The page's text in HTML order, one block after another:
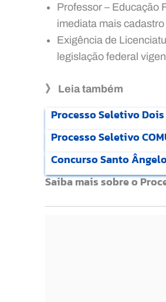
Professor – Educação
imediata mais
Exigência de
legislação federal
》 Leia também
Processo Seletivo
Processo Seletivo
Concurso Santo
Saiba mais sobre o